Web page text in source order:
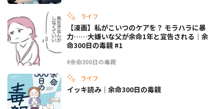
ライフ
#余命300日の毒親
【漫画】私がこいつのケアを？ モラハラに暴
力……大嫌いな父が余命1年と宣告される｜余
命300日の毒親 #1
ライフ
イッキ読み｜余命300日の毒親